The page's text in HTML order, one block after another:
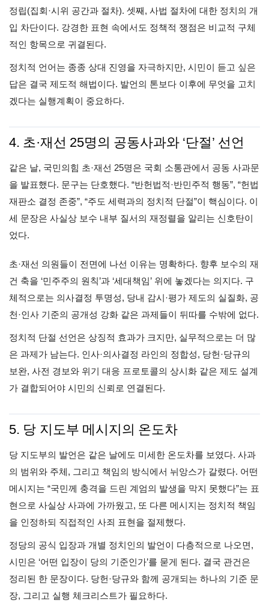
정립(집회·시위 공간과 절차). 셋째, 사법 절차에 대한 정치의 개
입 차단이다. 강경한 표현 속에서도 정책적 쟁점은 비교적 구체
적인 항목으로 귀결된다.
정치적 언어는 종종 상대 진영을 자극하지만, 시민이 듣고 싶은
답은 결국 제도적 해법이다. 발언의 톤보다 이후에 무엇을 고치
겠다는 실행계획이 중요하다.
4. 초·재선 25명의 공동사과와 ‘단절’ 선언
같은 날, 국민의힘 초·재선 25명은 국회 소통관에서 공동 사과문
을 발표했다. 문구는 단호했다. “반헌법적·반민주적 행동”, “헌법
재판소 결정 존중”, “주도 세력과의 정치적 단절”이 핵심이다. 이
세 문장은 사실상 보수 내부 질서의 재정렬을 알리는 신호탄이
었다.
초·재선 의원들이 전면에 나선 이유는 명확하다. 향후 보수의 재
건 축을 ‘민주주의 원칙’과 ‘세대책임’ 위에 놓겠다는 의지다. 구
체적으로는 의사결정 투명성, 당내 감시·평가 제도의 실질화, 공
천·인사 기준의 공개성 강화 같은 과제들이 뒤따를 수밖에 없다.
정치적 단절 선언은 상징적 효과가 크지만, 실무적으로는 더 많
은 과제가 남는다. 인사·의사결정 라인의 정합성, 당헌·당규의
보완, 사전 경보와 위기 대응 프로토콜의 상시화 같은 제도 설계
가 결합되어야 시민의 신뢰로 연결된다.
5. 당 지도부 메시지의 온도차
당 지도부의 발언은 같은 날에도 미세한 온도차를 보였다. 사과
의 범위와 주체, 그리고 책임의 방식에서 뉘앙스가 갈렸다. 어떤
메시지는 “국민께 충격을 드린 계엄의 발생을 막지 못했다”는 표
현으로 사실상 사과에 가까웠고, 또 다른 메시지는 정치적 책임
을 인정하되 직접적인 사죄 표현을 절제했다.
정당의 공식 입장과 개별 정치인의 발언이 다층적으로 나오면,
시민은 ‘어떤 입장이 당의 기준인가’를 묻게 된다. 결국 관건은
정리된 한 문장이다. 당헌·당규와 함께 공개되는 하나의 기준 문
장, 그리고 실행 체크리스트가 필요하다.